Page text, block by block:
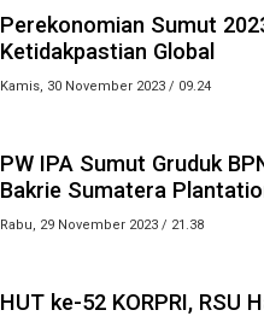
Perekonomian Sumut
Ketidakpastian Global
Kamis, 30 November 2023 / 09.24
PW IPA Sumut Gruduk
Bakrie Sumatera
Rabu, 29 November 2023 / 21.38
HUT ke-52 KORPRI, RSU